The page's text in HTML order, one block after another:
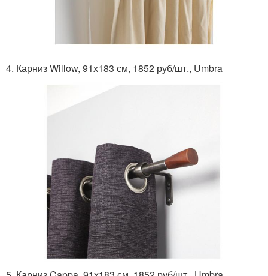
4. Карниз Willow, 91х183 см, 1852 руб/шт., Umbra